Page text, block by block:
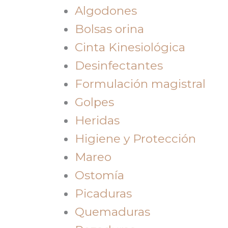
Algodones
Bolsas orina
Cinta Kinesiológica
Desinfectantes
Formulación magistral
Golpes
Heridas
Higiene y Protección
Mareo
Ostomía
Picaduras
Quemaduras